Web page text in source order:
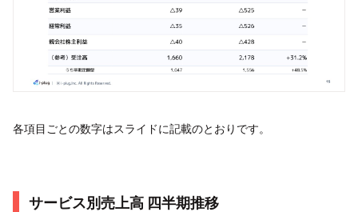
各項目ごとの数字はスライドに記載のとおりです。
サービス別売上高 四半期推移